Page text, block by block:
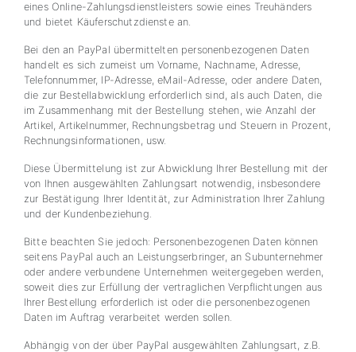
eines Online-Zahlungsdienstleisters sowie eines Treuhänders
und bietet Käuferschutzdienste an.
Bei den an PayPal übermittelten personenbezogenen Daten
handelt es sich zumeist um Vorname, Nachname, Adresse,
Telefonnummer, IP-Adresse, eMail-Adresse, oder andere Daten,
die zur Bestellabwicklung erforderlich sind, als auch Daten, die
im Zusammenhang mit der Bestellung stehen, wie Anzahl der
Artikel, Artikelnummer, Rechnungsbetrag und Steuern in Prozent,
Rechnungsinformationen, usw.
Diese Übermittelung ist zur Abwicklung Ihrer Bestellung mit der
von Ihnen ausgewählten Zahlungsart notwendig, insbesondere
zur Bestätigung Ihrer Identität, zur Administration Ihrer Zahlung
und der Kundenbeziehung.
Bitte beachten Sie jedoch: Personenbezogenen Daten können
seitens PayPal auch an Leistungserbringer, an Subunternehmer
oder andere verbundene Unternehmen weitergegeben werden,
soweit dies zur Erfüllung der vertraglichen Verpflichtungen aus
Ihrer Bestellung erforderlich ist oder die personenbezogenen
Daten im Auftrag verarbeitet werden sollen.
Abhängig von der über PayPal ausgewählten Zahlungsart, z.B.